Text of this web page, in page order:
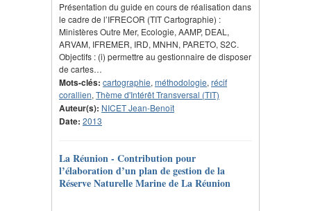
Présentation du guide en cours de réalisation dans
le cadre de l’IFRECOR (TIT Cartographie) :
Ministères Outre Mer, Ecologie, AAMP, DEAL,
ARVAM, IFREMER, IRD, MNHN, PARETO, S2C.
Objectifs : (i) permettre au gestionnaire de disposer
de cartes…
Mots-clés: cartographie, méthodologie, récif
corallien, Thème d'Intérêt Transversal (TIT)
Auteur(s): NICET Jean-Benoît
Date: 2013
La Réunion - Contribution pour
l’élaboration d’un plan de gestion de la
Réserve Naturelle Marine de La Réunion